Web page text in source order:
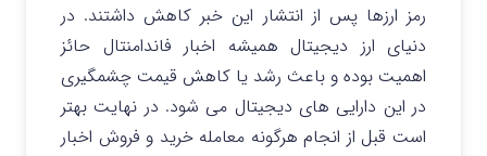
رمز ارزها پس از انتشار این خبر کاهش داشتند. در
دنیای ارز دیجیتال همیشه اخبار فاندامنتال حائز
اهمیت بوده و باعث رشد یا کاهش قیمت چشمگیری
در این دارایی های دیجیتال می شود. در نهایت بهتر
است قبل از انجام هرگونه معامله خرید و فروش اخبار